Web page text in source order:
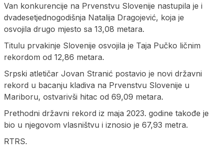
Van konkurencije na Prvenstvu Slovenije nastupila je i
dvadesetjednogodišnja Natalija Dragojević, koja je
osvojila drugo mjesto sa 13,08 metara.
Titulu prvakinje Slovenije osvojila je Taja Pučko ličnim
rekordom od 12,86 metara.
Srpski atletičar Јovan Stranić postavio je novi državni
rekord u bacanju kladiva na Prvenstvu Slovenije u
Mariboru, ostvarivši hitac od 69,09 metara.
Prethodni državni rekord iz maja 2023. godine takođe je
bio u njegovom vlasništvu i iznosio je 67,93 metra.
RTRS.